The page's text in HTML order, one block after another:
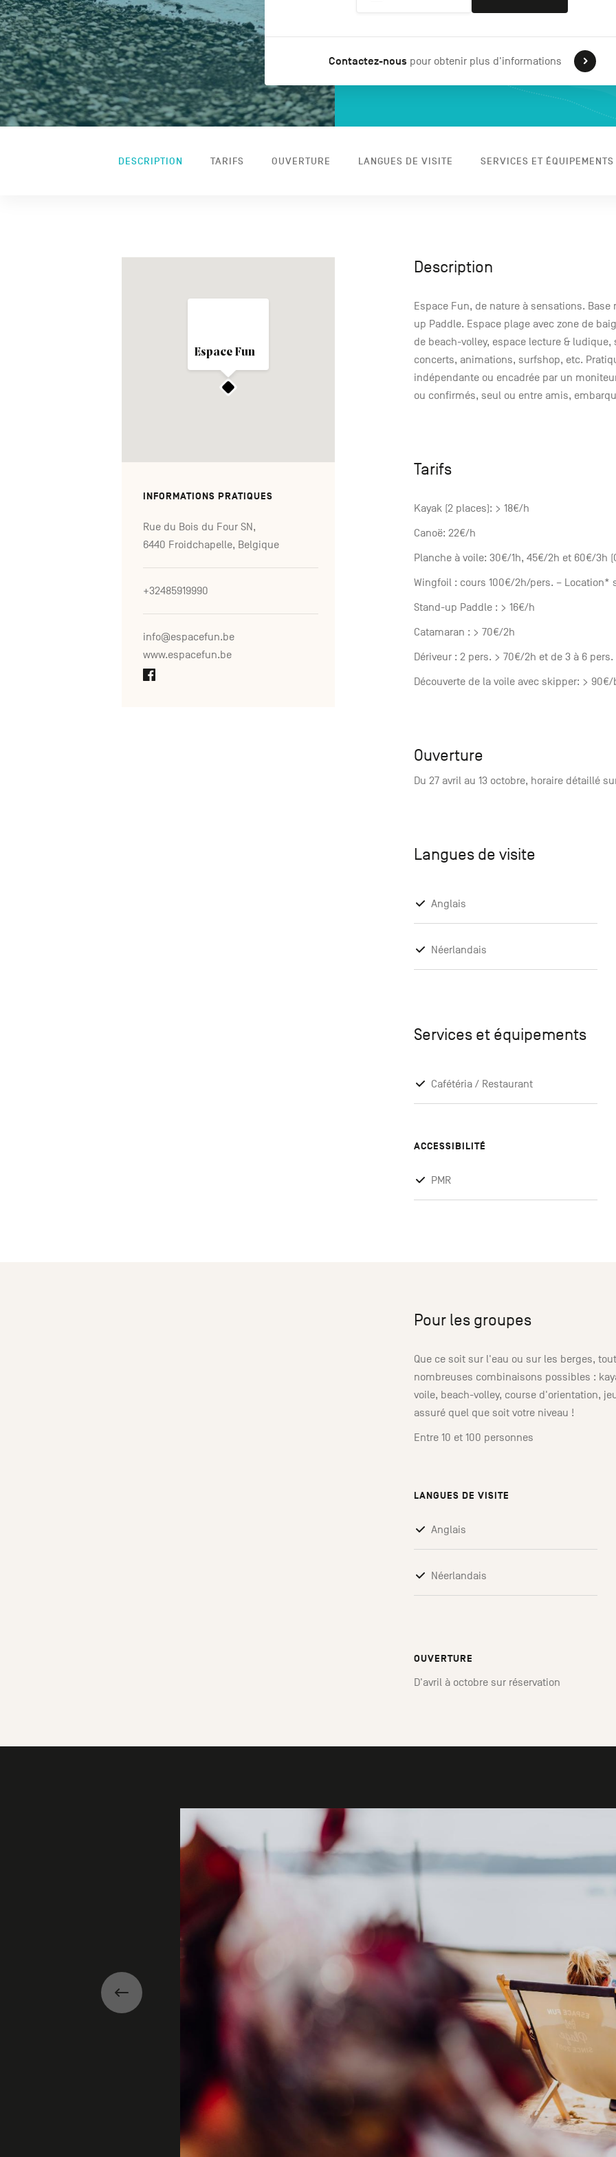
Contactez-nous pour obtenir plus d'informations
DESCRIPTION TARIFS OUVERTURE LANGUES DE VISITE SERVICES ET ÉQUIPEMENTS
Espace Fun
INFORMATIONS PRATIQUES
Rue du Bois du Four SN,
6440 Froidchapelle, Belgique
+32485919990
info@espacefun.be
www.espacefun.be
Description
Espace Fun, de nature à sensations.
up Paddle. Espace plage avec zone de
de beach-volley, espace lecture &
concerts, animations, surfshop, etc.
indépendante ou encadrée par un
ou confirmés, seul ou entre amis,
Tarifs
Kayak (2 places): > 18€/h
Canoë: 22€/h
Planche à voile: 30€/1h, 45€/2h et 60€/3h
Wingfoil : cours 100€/2h/pers. –
Stand-up Paddle : > 16€/h
Catamaran : > 70€/2h
Dériveur : 2 pers. > 70€/2h et de 3 à 6
Découverte de la voile avec skipper: >
Ouverture
Du 27 avril au 13 octobre, horaire détaillé
Langues de visite
Anglais
Néerlandais
Services et équipements
Cafétéria / Restaurant
ACCESSIBILITÉ
PMR
Pour les groupes
Que ce soit sur l'eau ou sur les berges,
nombreuses combinaisons possibles :
voile, beach-volley, course d'orientation,
assuré quel que soit votre niveau !
Entre 10 et 100 personnes
LANGUES DE VISITE
Anglais
Néerlandais
OUVERTURE
D'avril à octobre sur réservation
Précédent